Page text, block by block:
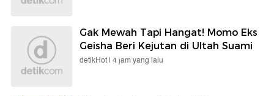
Gak Mewah Tapi Hangat! Momo Eks
Geisha Beri Kejutan di Ultah Suami
detikHot | 4 jam yang lalu